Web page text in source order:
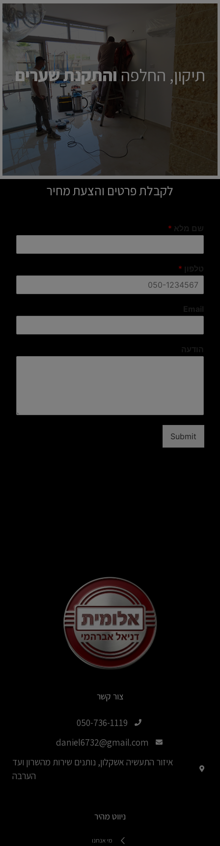
תיקון, החלפהוהתקנת שערים
לקבלת פרטים והצעת מחיר
שם מלא *
טלפון *
Email
הודעה
Submit
צור קשר
050-736-1119
daniel6732@gmail.com
איזור התעשיה אשקלון, נותנים שירות מהשרון ועד
הערבה
ניווט מהיר
מי אנחנו